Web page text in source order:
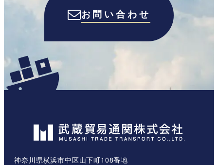
お問い合わせ
神奈川県横浜市中区山下町108番地